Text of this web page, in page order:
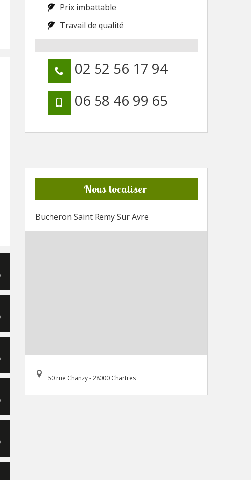
Prix imbattable
Travail de qualité
02 52 56 17 94
06 58 46 99 65
Nous localiser
Bucheron Saint Remy Sur Avre
50 rue Chanzy - 28000 Chartres